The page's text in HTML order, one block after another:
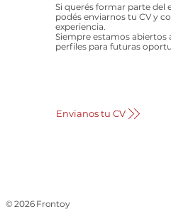
© 2026 Frontoy
Si querés formar parte del
podés enviarnos tu CV y
experiencia.
Siempre estamos abiertos
perfiles para futuras
Envianos tu CV